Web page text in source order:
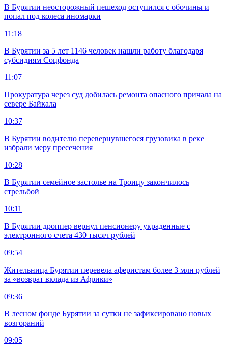
В Бурятии неосторожный пешеход оступился с обочины и
попал под колеса иномарки
11:18
В Бурятии за 5 лет 1146 человек нашли работу благодаря
субсидиям Соцфонда
11:07
Прокуратура через суд добилась ремонта опасного причала на
севере Байкала
10:37
В Бурятии водителю перевернувшегося грузовика в реке
избрали меру пресечения
10:28
В Бурятии семейное застолье на Троицу закончилось
стрельбой
10:11
В Бурятии дроппер вернул пенсионеру украденные с
электронного счета 430 тысяч рублей
09:54
Жительница Бурятии перевела аферистам более 3 млн рублей
за «возврат вклада из Африки»
09:36
В лесном фонде Бурятии за сутки не зафиксировано новых
возгораний
09:05